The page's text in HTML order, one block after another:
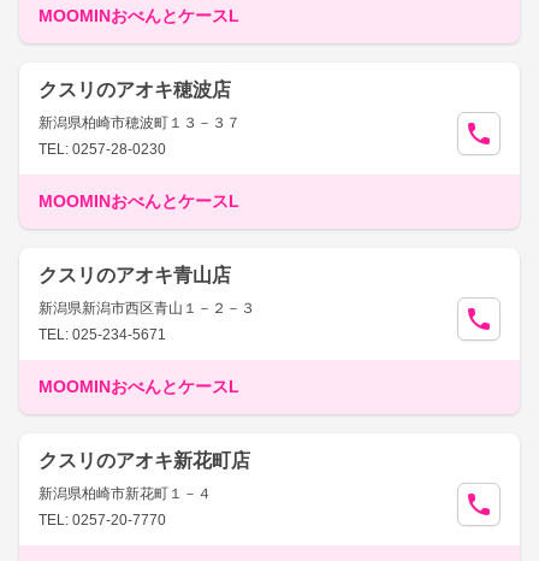
MOOMINおべんとケースL
クスリのアオキ穂波店
新潟県柏崎市穂波町１３－３７
TEL: 0257-28-0230
MOOMINおべんとケースL
クスリのアオキ青山店
新潟県新潟市西区青山１－２－３
TEL: 025-234-5671
MOOMINおべんとケースL
クスリのアオキ新花町店
新潟県柏崎市新花町１－４
TEL: 0257-20-7770